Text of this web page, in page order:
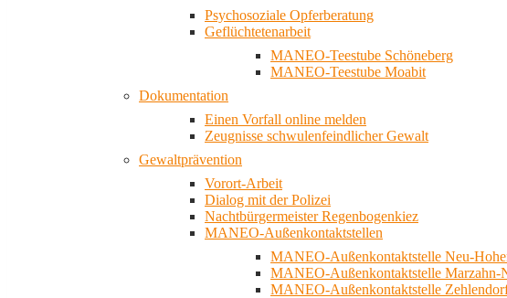
Psychosoziale Opferberatung
Geflüchtetenarbeit
MANEO-Teestube Schöneberg
MANEO-Teestube Moabit
Dokumentation
Einen Vorfall online melden
Zeugnisse schwulenfeindlicher Gewalt
Gewaltprävention
Vorort-Arbeit
Dialog mit der Polizei
Nachtbürgermeister Regenbogenkiez
MANEO-Außenkontaktstellen
MANEO-Außenkontaktstelle Neu-
MANEO-Außenkontaktstelle Marzahn-
MANEO-Außenkontaktstelle